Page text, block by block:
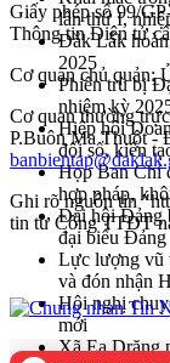
lần thứ I,
Đắk Lắk hoàn
2025
Phiên trù bị
nhiệm kỳ
Hiệp hội
đổi số, kiến
Họp Ban Chỉ
hợp pháp,
Đại hội Đảng
đại biểu
Lực lượng vũ
và đón nhận
Hội nghị
mới
Xã Ea Drăng
Giấy phép số 99/
Thông tin Điện tử
Cơ quan chủ quản:
Cơ quan thường
P.Buôn Ma Thuột
Ghi rõ nguồn tin
tin từ Cổng TTĐT